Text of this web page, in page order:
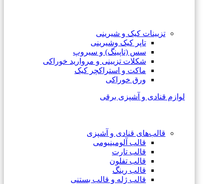
تزیینات کیک و شیرینی
تاپر کیک وشیرینی
سس (تاپینگ) و سیروپ
شکلات تزیینی و مروارید خوراکی
ماکت و استراکچر کیک
ورق خوراکی
لوازم قنادی و آشپزی برقی
قالب‌های قنادی و آشپزی
قالب آلومینیومی
قالب تارت
قالب تفلون
قالب رینگ
قالب ژله و قالب بستنی